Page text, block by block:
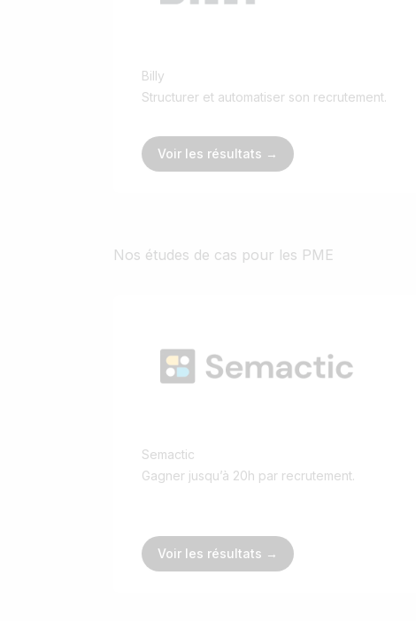
Billy
Structurer et automatiser son recrutement.
Voir les résultats →
Nos études de cas pour les PME
Semactic
Gagner jusqu’à 20h par recrutement.
Voir les résultats →